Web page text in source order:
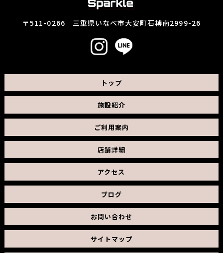
〒511-0266 三重県いなべ市大安町石榑南2999-26
トップ
施設紹介
ご利用案内
店舗詳細
アクセス
ブログ
お問い合わせ
サイトマップ